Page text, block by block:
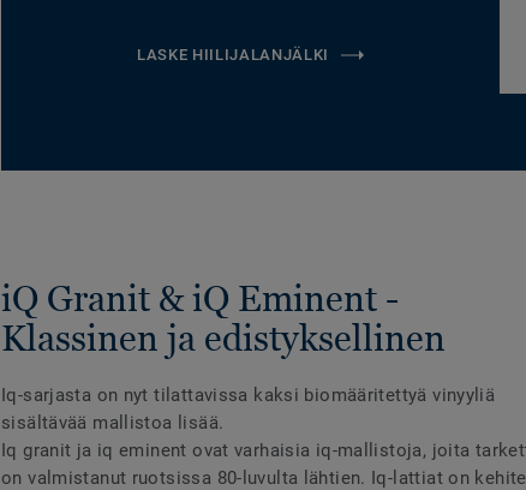
LASKE HIILIJALANJÄLKI
iQ Granit & iQ Eminent -
Klassinen ja edistyksellinen
Iq-sarjasta on nyt tilattavissa kaksi biomääritettyä vinyyliä
sisältävää mallistoa lisää.
Iq granit ja iq eminent ovat varhaisia iq-mallistoja, joita
on valmistanut ruotsissa 80-luvulta lähtien. Iq-lattiat on